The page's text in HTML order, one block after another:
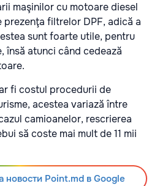
maşinilor cu motoare diesel
filtrelor DPF, adică a
sunt foarte utile, pentru
însă atunci când cedează
fi costul procedurii de
acestea variază între
camioanelor, rescrierea
să coste mai mult de 11 mii
новости Point.md в Google